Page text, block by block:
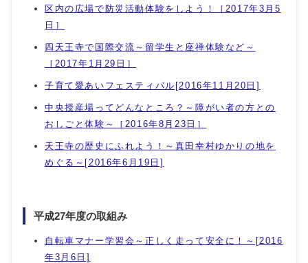
区内の広場で防災活動体験をしよう！［2017年3月5
日］
四天王寺で国際交流～留学生と座禅体験など～
［2017年1月29日］
子育て愛あいフェスティバル[2016年11月20日]
中央授産場ってどんなところ？～障がい者の方との
おしごと体験～［2016年8月23日］
天王寺の歴史にふれよう！～真田幸村ゆかりの地を
めぐる～[2016年6月19日]
平成27年度の取組み
自転車マナー学習会～正しく走って安全に！～[2016
年3月6日]